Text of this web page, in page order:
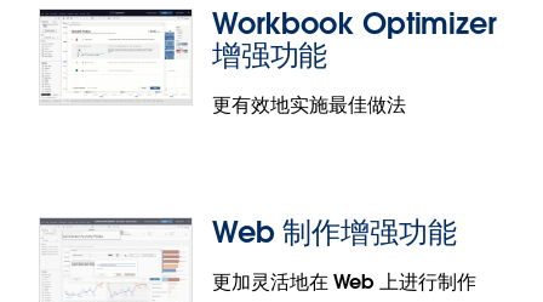
此功能之前在 Tableau 2022.4 的其他 Tableau 产品
中发布过，现在在 Tableau Server 2023.1 中也可使
用。
新的“使用情况”标签页会显示总查看次数指标和收藏
次数指标。借助这些见解，分析师可以更好地了解哪
些工作簿受到欢迎，从而构建出能够与受众产生共鸣
的内容。查看者可以利用使用情况指标来验证内容是
中发布过，现在在 Tableau Server 2023.1 中也可使
用。
言选项，增加了泰语和瑞典语。
此功能之前在 Tableau 2022.4 的其他 Tableau 产品
Workbook Optimizer
增强功能
更有效地实施最佳做法
Web 制作增强功能
更加灵活地在 Web 上进行制作